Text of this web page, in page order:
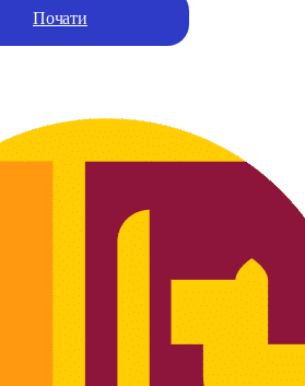
Почати